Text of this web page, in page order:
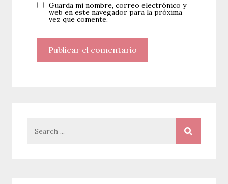
Guarda mi nombre, correo electrónico y
web en este navegador para la próxima
vez que comente.